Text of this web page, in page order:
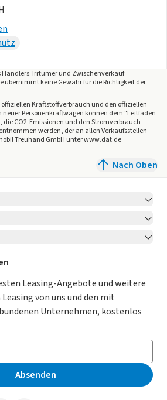
Händlers. Irrtümer und Zwischenverkauf
übernimmt keine Gewähr für die Richtigkeit der
Kraftstoffverbrauch und den offiziellen
neuer Personenkraftwagen können dem "Leitfaden
CO2-Emissionen und den Stromverbrauch
werden, der an allen Verkaufsstellen
Treuhand GmbH unter www.dat.de
Nach Oben
Leasing-Angebote und weitere
von uns und den mit
Unternehmen, kostenlos
Absenden